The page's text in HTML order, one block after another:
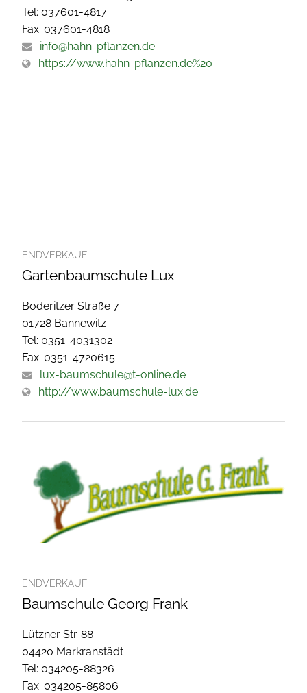
Tel: 037601-4817
Fax: 037601-4818
info@hahn-pflanzen.de
https://www.hahn-pflanzen.de%20
ENDVERKAUF
Gartenbaumschule Lux
Boderitzer Straße 7
01728 Bannewitz
Tel: 0351-4031302
Fax: 0351-4720615
lux-baumschule@t-online.de
http://www.baumschule-lux.de
ENDVERKAUF
Baumschule Georg Frank
Lützner Str. 88
04420 Markranstädt
Tel: 034205-88326
Fax: 034205-85806